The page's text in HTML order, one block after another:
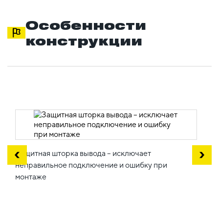
Особенности
конструкции
Защитная шторка вывода – исключает
неправильное подключение и ошибку при
монтаже